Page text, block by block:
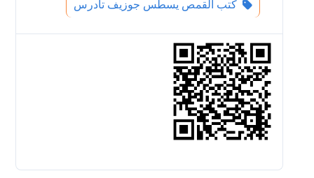
كتب القمص يسطس جوزيف تادرس